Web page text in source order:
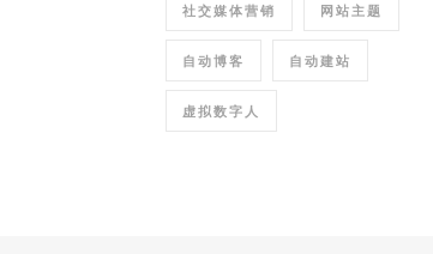
社交媒体营销 网站主题
自动博客 自动建站
虚拟数字人